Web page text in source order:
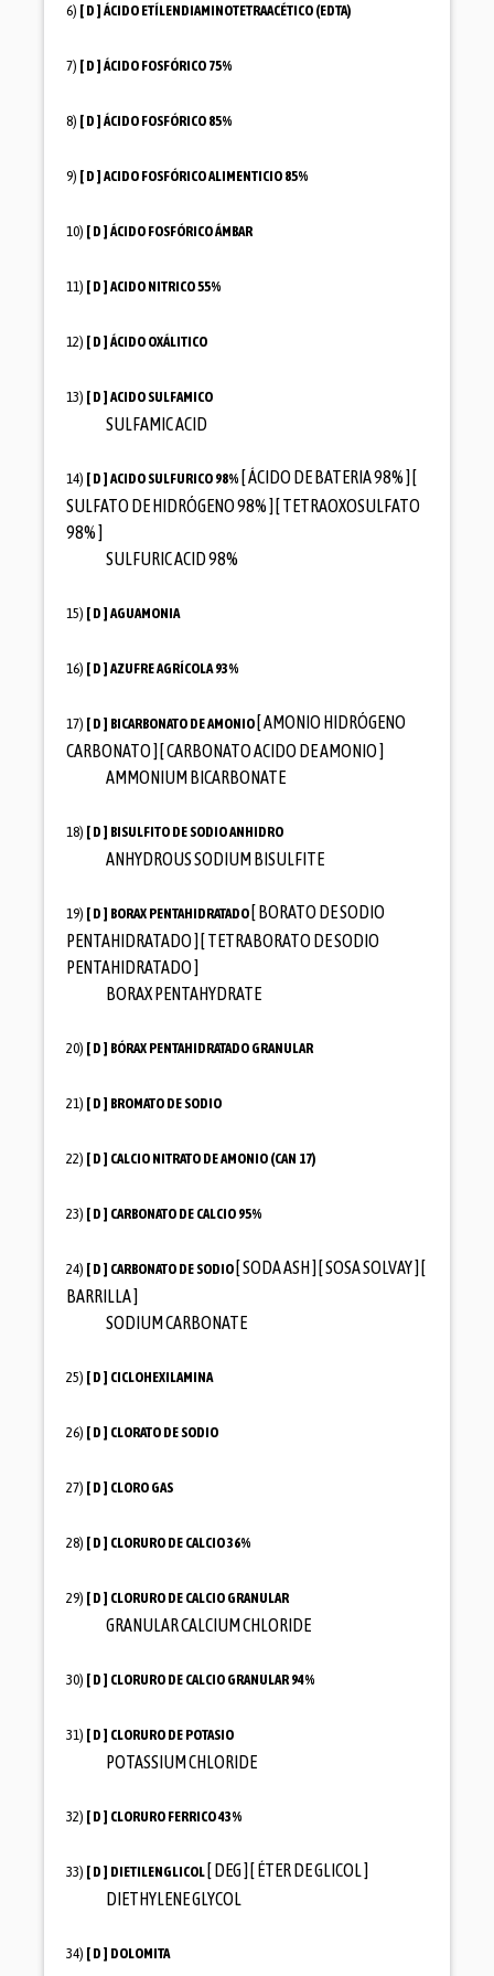
6) [ D ] ÁCIDO ETÍLENDIAMINOTETRAACÉTICO (EDTA)
7) [ D ] ÁCIDO FOSFÓRICO 75%
8) [ D ] ÁCIDO FOSFÓRICO 85%
9) [ D ] ACIDO FOSFÓRICO ALIMENTICIO 85%
10) [ D ] ÁCIDO FOSFÓRICO ÁMBAR
11) [ D ] ACIDO NITRICO 55%
12) [ D ] ÁCIDO OXÁLITICO
13) [ D ] ACIDO SULFAMICO
SULFAMIC ACID
14) [ D ] ACIDO SULFURICO 98% [ ÁCIDO DE BATERIA 98% ] [
SULFATO DE HIDRÓGENO 98% ] [ TETRAOXOSULFATO
98% ]
SULFURIC ACID 98%
15) [ D ] AGUAMONIA
16) [ D ] AZUFRE AGRÍCOLA 93%
17) [ D ] BICARBONATO DE AMONIO [ AMONIO HIDRÓGENO
CARBONATO ] [ CARBONATO ACIDO DE AMONIO ]
AMMONIUM BICARBONATE
18) [ D ] BISULFITO DE SODIO ANHIDRO
ANHYDROUS SODIUM BISULFITE
19) [ D ] BORAX PENTAHIDRATADO [ BORATO DE SODIO
PENTAHIDRATADO ] [ TETRABORATO DE SODIO
PENTAHIDRATADO ]
BORAX PENTAHYDRATE
20) [ D ] BÓRAX PENTAHIDRATADO GRANULAR
21) [ D ] BROMATO DE SODIO
22) [ D ] CALCIO NITRATO DE AMONIO (CAN 17)
23) [ D ] CARBONATO DE CALCIO 95%
24) [ D ] CARBONATO DE SODIO [ SODA ASH ] [ SOSA SOLVAY ] [
BARRILLA ]
SODIUM CARBONATE
25) [ D ] CICLOHEXILAMINA
26) [ D ] CLORATO DE SODIO
27) [ D ] CLORO GAS
28) [ D ] CLORURO DE CALCIO 36%
29) [ D ] CLORURO DE CALCIO GRANULAR
GRANULAR CALCIUM CHLORIDE
30) [ D ] CLORURO DE CALCIO GRANULAR 94%
31) [ D ] CLORURO DE POTASIO
POTASSIUM CHLORIDE
32) [ D ] CLORURO FERRICO 43%
33) [ D ] DIETILENGLICOL [ DEG ] [ ÉTER DE GLICOL ]
DIETHYLENE GLYCOL
34) [ D ] DOLOMITA